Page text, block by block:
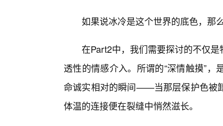
如果说冰冷是这个世界的底色，那
在Part2中，我们需要探讨的不仅
透性的情感介入。所谓的“深情触摸”
命诚实相对的瞬间——当那层保护色被
体温的连接便在裂缝中悄然滋长。